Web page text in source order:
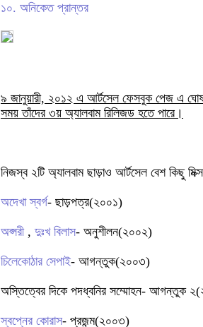
১০. অনিকেত প্রান্তর
৯ জানুয়ারী, ২০১২ এ আর্টসেল ফেসবুক পেজ এ
সময় তাঁদের ৩য় অ্যালবাম রিলিজড হতে পারে।
নিজস্ব ২টি অ্যালবাম ছাড়াও আর্টসেল বেশ কিছু
অদেখা স্বর্গ- ছাড়পত্র(২০০১)
অপ্সরী, দুঃখ বিলাস- অনুশীলন(২০০২)
চিলেকোঠার সেপাই- আগন্তুক(২০০৩)
অস্তিত্বের দিকে পদধ্বনির সম্মোহন- আগন্তুক
স্বপ্নের কোরাস- প্রজন্ম(২০০৩)